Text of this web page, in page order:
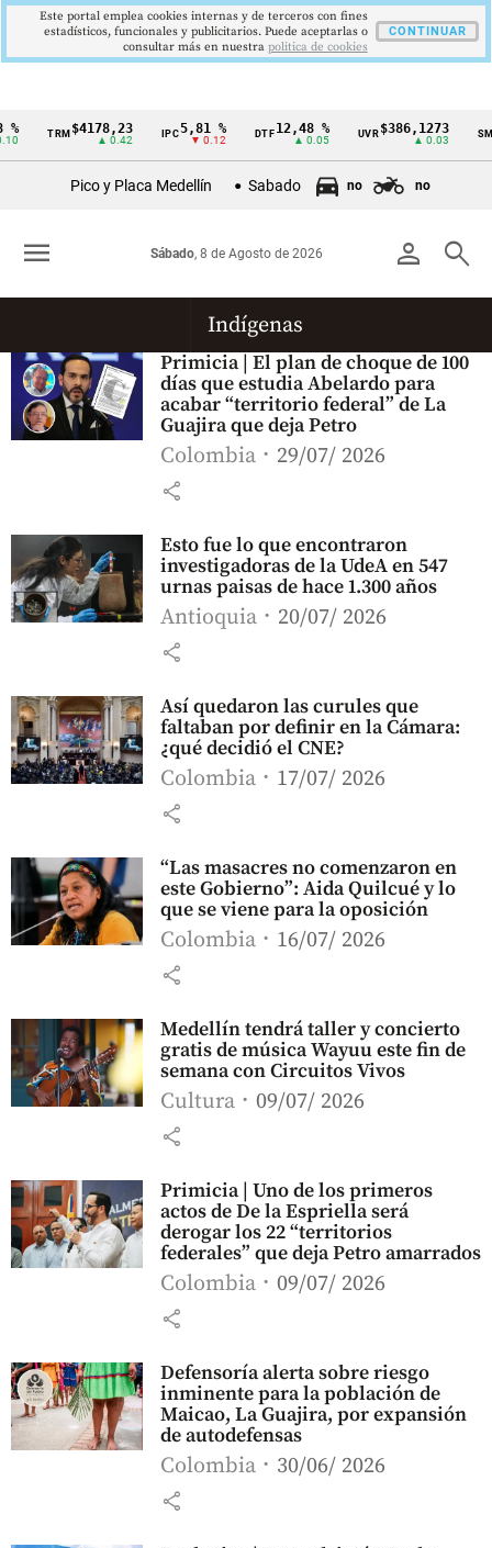
Cintillo
Colombia
TRM$4178,23
▲ 0.42
IPC5,81 %
▼ 0.12
DTF12,48 %
▲ 0.05
UVR$386,1273
▲ 0.03
Pico y Placa Medellín Sabado no no
person search
Sábado, 8 de Agosto de 2026
menu
Indígenas
Primicia | El plan de choque de 100
días que estudia Abelardo para
acabar “territorio federal” de La
Guajira que deja Petro
Colombia 29/07/ 2026
share
Esto fue lo que encontraron
investigadoras de la UdeA en 547
urnas paisas de hace 1.300 años
Antioquia 20/07/ 2026
share
Así quedaron las curules que
faltaban por definir en la Cámara:
¿qué decidió el CNE?
Colombia 17/07/ 2026
share
“Las masacres no comenzaron en
este Gobierno”: Aida Quilcué y lo
que se viene para la oposición
Colombia 16/07/ 2026
share
Medellín tendrá taller y concierto
gratis de música Wayuu este fin de
semana con Circuitos Vivos
Cultura 09/07/ 2026
share
Primicia | Uno de los primeros
actos de De la Espriella será
derogar los 22 “territorios
federales” que deja Petro amarrados
Colombia 09/07/ 2026
share
Defensoría alerta sobre riesgo
inminente para la población de
Maicao, La Guajira, por expansión
de autodefensas
Colombia 30/06/ 2026
share
Este portal emplea cookies internas y de terceros con fines
estadísticos, funcionales y publicitarios. Puede aceptarlas o
consultar más en nuestra politica de cookies
CONTINUAR